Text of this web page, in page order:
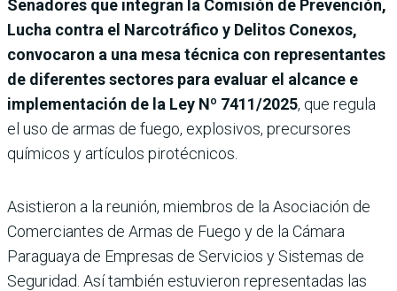
Senadores que integran la Comisión de Prevención,
Lucha contra el Narcotráfico y Delitos Conexos,
convocaron a una mesa técnica con representantes
de diferentes sectores para evaluar el alcance e
implementación de la Ley Nº 7411/2025, que regula
el uso de armas de fuego, explosivos, precursores
químicos y artículos pirotécnicos.
Asistieron a la reunión, miembros de la Asociación de
Comerciantes de Armas de Fuego y de la Cámara
Paraguaya de Empresas de Servicios y Sistemas de
Seguridad. Así también estuvieron representadas las